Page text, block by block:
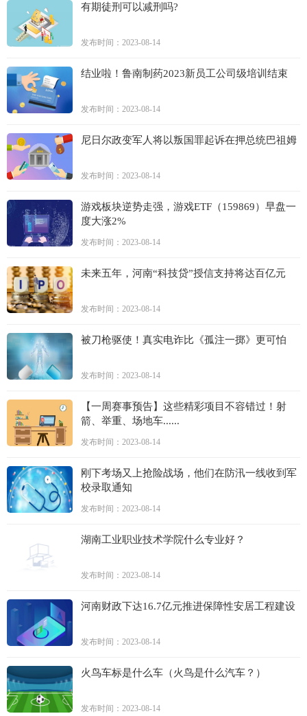
有期徒刑可以减刑吗?
发布时间：2023-08-14
结业啦！鲁南制药2023新员工公司级培训结束
发布时间：2023-08-14
尼日尔政变军人将以叛国罪起诉在押总统巴祖姆
发布时间：2023-08-14
游戏板块逆势走强，游戏ETF（159869）早盘一
度大涨2%
发布时间：2023-08-14
未来五年，河南“科技贷”授信支持将达百亿元
发布时间：2023-08-14
被刀枪驱使！真实电诈比《孤注一掷》更可怕
发布时间：2023-08-14
【一周赛事预告】这些精彩项目不容错过！射
箭、举重、场地车......
发布时间：2023-08-14
刚下考场又上抢险战场，他们在防汛一线收到军
校录取通知
发布时间：2023-08-14
湖南工业职业技术学院什么专业好？
发布时间：2023-08-14
河南财政下达16.7亿元推进保障性安居工程建设
发布时间：2023-08-14
火鸟车标是什么车（火鸟是什么汽车？）
发布时间：2023-08-14